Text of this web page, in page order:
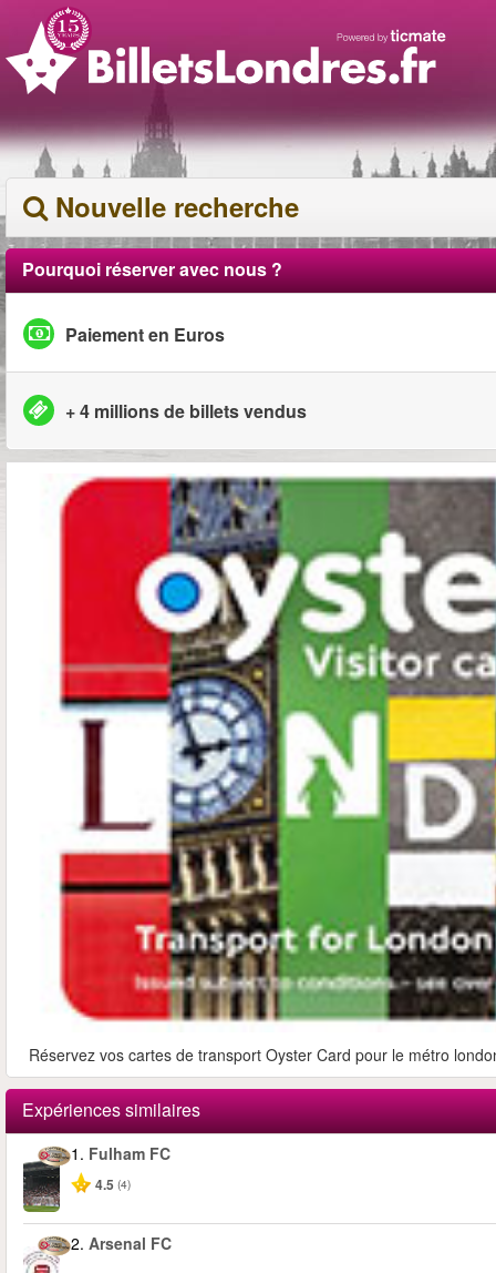
Nouvelle recherche
Pourquoi réserver avec nous ?
Paiement en Euros
+ 4 millions de billets vendus
Réservez vos cartes de transport Oyster Card pour le métro
Expériences similaires
1. Fulham FC
4.5 (4)
2. Arsenal FC